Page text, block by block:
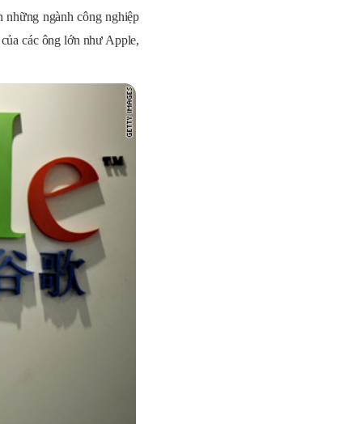
những ngành công nghiệp
các ông lớn như Apple,